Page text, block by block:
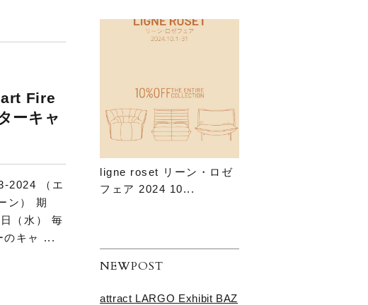
Fire
ーキャ
2024 （エ
ン） 期
（水） 毎
のキャ ...
ligne roset リーン・ロゼ
フェア 2024 10...
NEWPOST
attract LARGO Exhibit BAZ